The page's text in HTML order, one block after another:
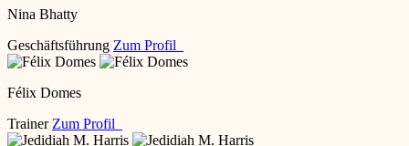
Nina Bhatty
Geschäftsführung Zum Profil
Félix Domes
Trainer Zum Profil